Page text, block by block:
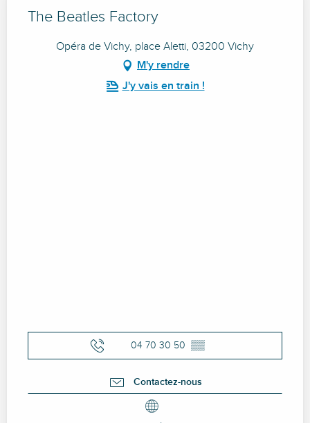
The Beatles Factory
Opéra de Vichy, place Aletti, 03200 Vichy
M'y rendre
J'y vais en train !
04 70 30 50 ▒▒
Contactez-nous